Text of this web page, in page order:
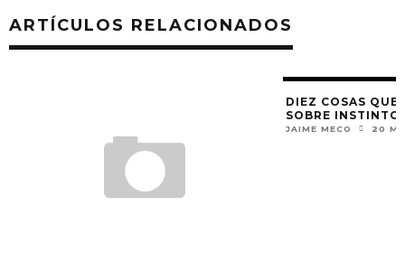
ARTÍCULOS RELACIONADOS
DIEZ COSAS
SOBRE INSTINTO
JAIME MECO 20